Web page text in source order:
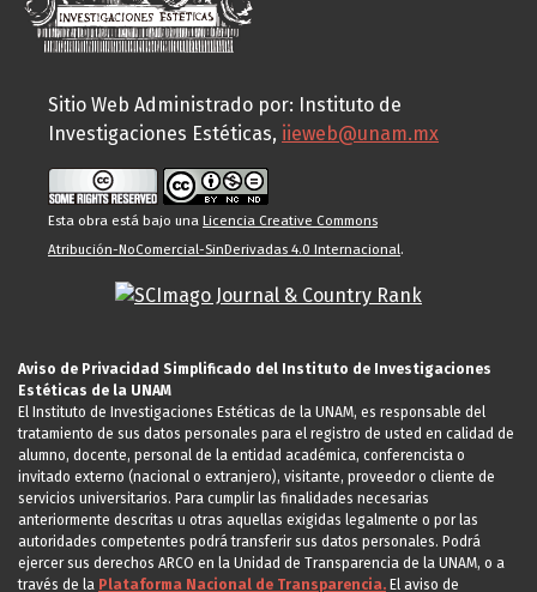
Sitio Web Administrado por: Instituto de
Investigaciones Estéticas, iieweb@unam.mx
Esta obra está bajo una Licencia Creative Commons
Atribución-NoComercial-SinDerivadas 4.0 Internacional.
Aviso de Privacidad Simplificado del Instituto de Investigaciones
Estéticas de la UNAM
El Instituto de Investigaciones Estéticas de la UNAM, es responsable del
tratamiento de sus datos personales para el registro de usted en calidad de
alumno, docente, personal de la entidad académica, conferencista o
invitado externo (nacional o extranjero), visitante, proveedor o cliente de
servicios universitarios. Para cumplir las finalidades necesarias
anteriormente descritas u otras aquellas exigidas legalmente o por las
autoridades competentes podrá transferir sus datos personales. Podrá
ejercer sus derechos ARCO en la Unidad de Transparencia de la UNAM, o a
través de la Plataforma Nacional de Transparencia. El aviso de